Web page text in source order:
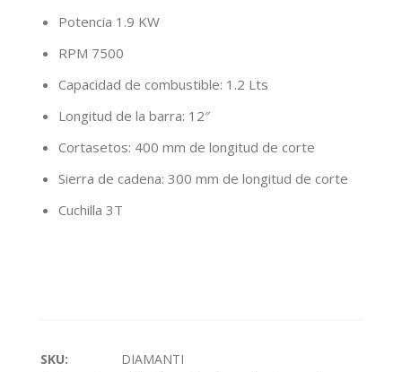
Potencia 1.9 KW
RPM 7500
Capacidad de combustible: 1.2 Lts
Longitud de la barra: 12″
Cortasetos: 400 mm de longitud de corte
Sierra de cadena: 300 mm de longitud de corte
Cuchilla 3T
SKU:
DIAMANTI